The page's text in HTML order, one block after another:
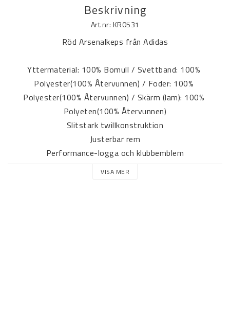
Beskrivning
Art.nr: KR0531
Röd Arsenalkeps från Adidas
Yttermaterial: 100% Bomull / Svettband: 100%
Polyester(100% Återvunnen) / Foder: 100%
Polyester(100% Återvunnen) / Skärm (lam): 100%
Polyeten(100% Återvunnen)
Slitstark twillkonstruktion
Justerbar rem
Performance-logga och klubbemblem
Produktfärg: Better Scarlet / White
VISA MER